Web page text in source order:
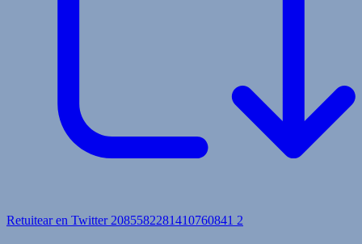
Retuitear en Twitter 2085582281410760841 2